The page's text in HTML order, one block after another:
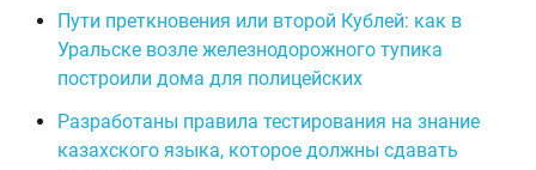
Пути преткновения или второй Кублей: как в
Уральске возле железнодорожного тупика
построили дома для полицейских
Разработаны правила тестирования на знание
казахского языка, которое должны сдавать